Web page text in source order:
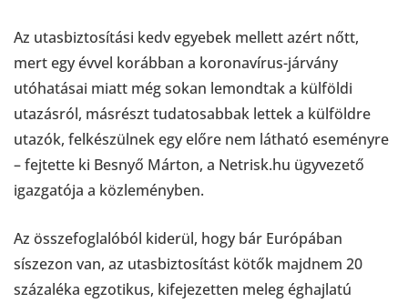
Az utasbiztosítási kedv egyebek mellett azért nőtt,
mert egy évvel korábban a koronavírus-járvány
utóhatásai miatt még sokan lemondtak a külföldi
utazásról, másrészt tudatosabbak lettek a külföldre
utazók, felkészülnek egy előre nem látható eseményre
– fejtette ki Besnyő Márton, a Netrisk.hu ügyvezető
igazgatója a közleményben.
Az összefoglalóból kiderül, hogy bár Európában
síszezon van, az utasbiztosítást kötők majdnem 20
százaléka egzotikus, kifejezetten meleg éghajlatú